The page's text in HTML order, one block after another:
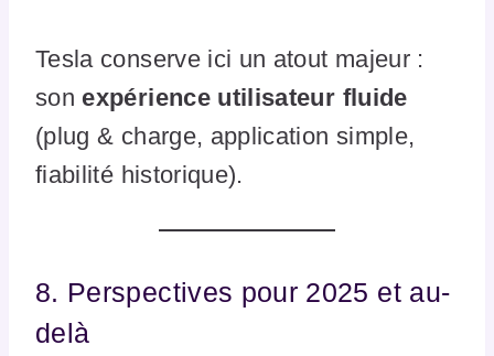
Tesla conserve ici un atout majeur :
son expérience utilisateur fluide
(plug & charge, application simple,
fiabilité historique).
8. Perspectives pour 2025 et au-
delà